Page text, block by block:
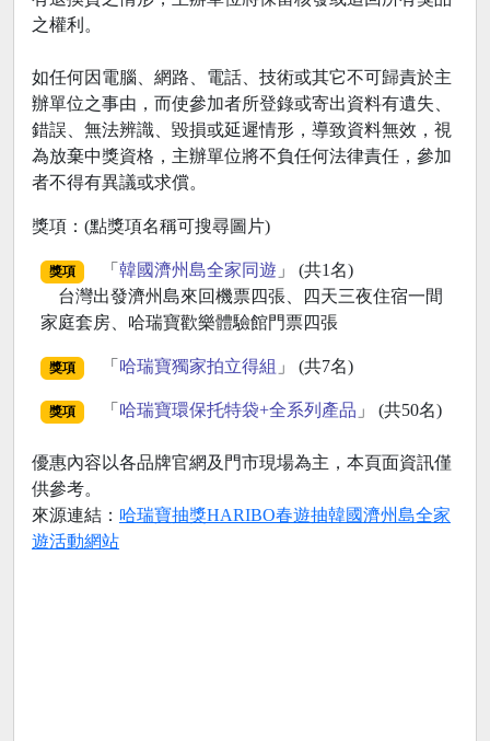
之權利。
如任何因電腦、網路、電話、技術或其它不可歸責於主
辦單位之事由，而使參加者所登錄或寄出資料有遺失、
錯誤、無法辨識、毀損或延遲情形，導致資料無效，視
為放棄中獎資格，主辦單位將不負任何法律責任，參加
者不得有異議或求償。
獎項：(點獎項名稱可搜尋圖片)
獎項 「 韓國濟州島全家同遊 」 (共1名)
台灣出發濟州島來回機票四張、四天三夜住宿一間
家庭套房、哈瑞寶歡樂體驗館門票四張
獎項 「 哈瑞寶獨家拍立得組 」 (共7名)
獎項 「 哈瑞寶環保托特袋+全系列產品 」 (共50名)
優惠內容以各品牌官網及門市現場為主，本頁面資訊僅
供參考。
來源連結： 哈瑞寶抽獎HARIBO春遊抽韓國濟州島全家
遊活動網站